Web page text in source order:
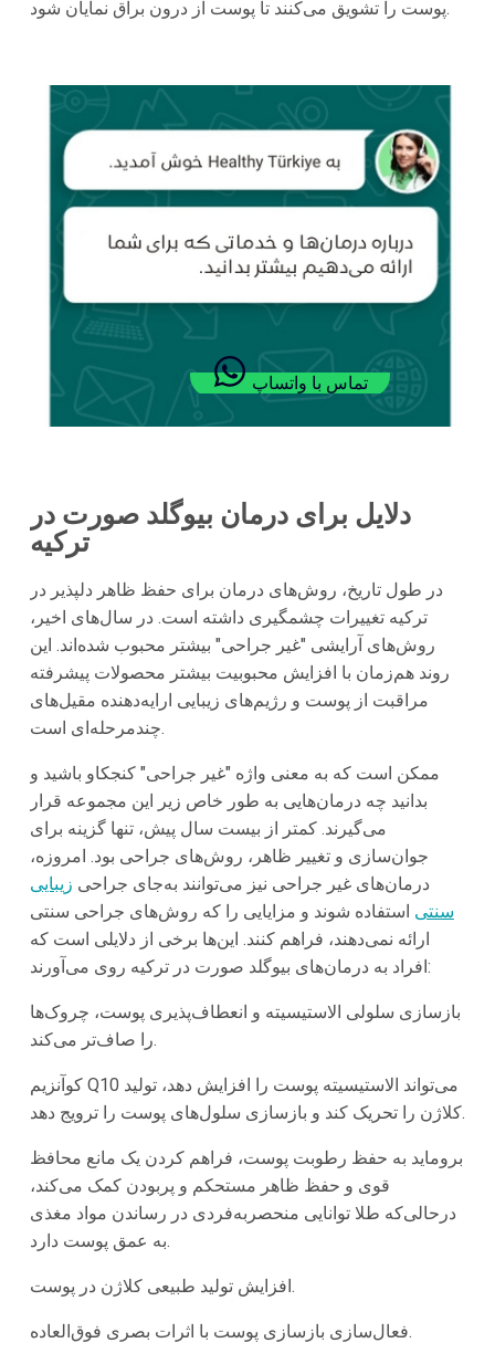
پوست را تشویق می‌کنند تا پوست از درون براق نمایان شود.
تماس با واتساپ
دلایل برای درمان بیوگلد صورت در
ترکیه
در طول تاریخ، روش‌های درمان برای حفظ ظاهر دلپذیر در
ترکیه تغییرات چشمگیری داشته است. در سال‌های اخیر،
روش‌های آرایشی "غیر جراحی" بیشتر محبوب شده‌اند. این
روند هم‌زمان با افزایش محبوبیت بیشتر محصولات پیشرفته
مراقبت از پوست و رژیم‌های زیبایی ارایه‌دهنده مقیل‌های
چندمرحله‌ای است.
ممکن است که به معنی واژه "غیر جراحی" کنجکاو باشید و
بدانید چه درمان‌هایی به طور خاص زیر این مجموعه قرار
می‌گیرند. کمتر از بیست سال پیش، تنها گزینه برای
جوان‌سازی و تغییر ظاهر،‌ روش‌های جراحی بود. امروزه،
درمان‌های غیر جراحی نیز می‌توانند به‌جای جراحی زیبایی
سنتی استفاده شوند و مزایایی را که روش‌های جراحی سنتی
ارائه نمی‌دهند، فراهم کنند. این‌ها برخی از دلایلی است که
افراد به درمان‌های بیوگلد صورت در ترکیه روی می‌آورند:
بازسازی سلولی الاستیسیته و انعطاف‌پذیری پوست، چروک‌ها
را صاف‌تر می‌کند.
کوآنزیم Q10 می‌تواند الاستیسیته پوست را افزایش دهد، تولید
کلاژن را تحریک کند و بازسازی سلول‌های پوست را ترویج دهد.
بروماید به حفظ رطوبت پوست، فراهم کردن یک مانع محافظ
قوی و حفظ ظاهر مستحکم و پربودن کمک می‌کند،
درحالی‌که طلا توانایی منحصربه‌فردی در رساندن مواد مغذی
به عمق پوست دارد.
افزایش تولید طبیعی کلاژن در پوست.
فعال‌سازی بازسازی پوست با اثرات بصری فوق‌العاده.